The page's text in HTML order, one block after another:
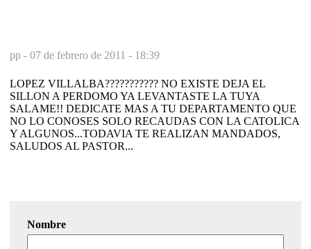
pp - 07 de febrero de 2011 - 18:39
LOPEZ VILLALBA??????????? NO EXISTE DEJA EL
SILLON A PERDOMO YA LEVANTASTE LA TUYA
SALAME!! DEDICATE MAS A TU DEPARTAMENTO QUE
NO LO CONOSES SOLO RECAUDAS CON LA CATOLICA
Y ALGUNOS...TODAVIA TE REALIZAN MANDADOS,
SALUDOS AL PASTOR...
Nombre